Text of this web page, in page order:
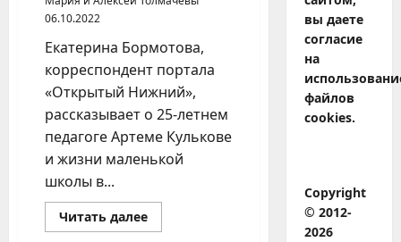
06.10.2022
Екатерина Бормотова,
корреспондент портала
«Открытый Нижний»,
рассказывает о 25-летнем
педагоге Артеме Кулькове
и жизни маленькой
школы в...
Читать далееПрочитать
больше
вы даете
согласие
на
файлов
cookies.
Copyright
© 2012-
2026